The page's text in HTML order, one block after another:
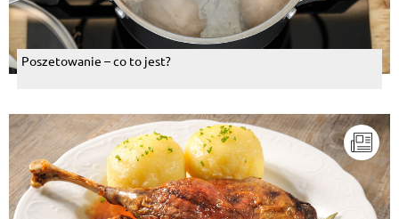
Poszetowanie – co to jest?